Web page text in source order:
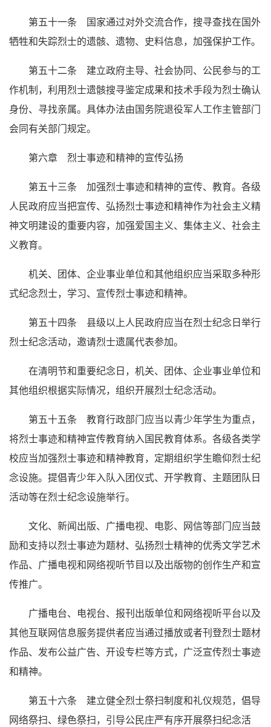
第五十一条 国家通过对外交流合作，搜寻查找在国外
牺牲和失踪烈士的遗骸、遗物、史料信息，加强保护工作。
第五十二条 建立政府主导、社会协同、公民参与的工
作机制，利用烈士遗骸搜寻鉴定成果和技术手段为烈士确认
身份、寻找亲属。具体办法由国务院退役军人工作主管部门
会同有关部门规定。
第六章 烈士事迹和精神的宣传弘扬
第五十三条 加强烈士事迹和精神的宣传、教育。各级
人民政府应当把宣传、弘扬烈士事迹和精神作为社会主义精
神文明建设的重要内容，加强爱国主义、集体主义、社会主
义教育。
机关、团体、企业事业单位和其他组织应当采取多种形
式纪念烈士，学习、宣传烈士事迹和精神。
第五十四条 县级以上人民政府应当在烈士纪念日举行
烈士纪念活动，邀请烈士遗属代表参加。
在清明节和重要纪念日，机关、团体、企业事业单位和
其他组织根据实际情况，组织开展烈士纪念活动。
第五十五条 教育行政部门应当以青少年学生为重点，
将烈士事迹和精神宣传教育纳入国民教育体系。各级各类学
校应当加强烈士事迹和精神教育，定期组织学生瞻仰烈士纪
念设施。提倡青少年入队入团仪式、开学教育、主题团队日
活动等在烈士纪念设施举行。
文化、新闻出版、广播电视、电影、网信等部门应当鼓
励和支持以烈士事迹为题材、弘扬烈士精神的优秀文学艺术
作品、广播电视和网络视听节目以及出版物的创作生产和宣
传推广。
广播电台、电视台、报刊出版单位和网络视听平台以及
其他互联网信息服务提供者应当通过播放或者刊登烈士题材
作品、发布公益广告、开设专栏等方式，广泛宣传烈士事迹
和精神。
第五十六条 建立健全烈士祭扫制度和礼仪规范，倡导
网络祭扫、绿色祭扫，引导公民庄严有序开展祭扫纪念活